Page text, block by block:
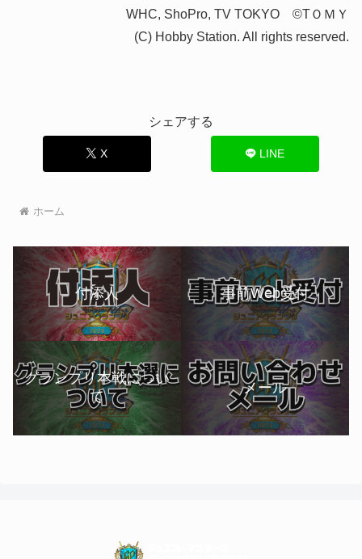
WHC, ShoPro, TV TOKYO ©TＯＭＹ
(C) Hobby Station. All rights reserved.
シェアする
X LINE
ホーム
付添人 事前Web受付
グランプリ本戦につい
て
メール